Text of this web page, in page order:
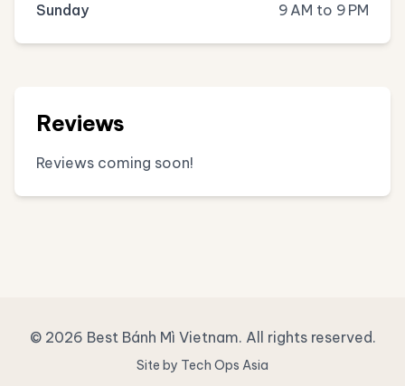
Sunday
9 AM to 9 PM
Reviews
Reviews coming soon!
© 2026 Best Bánh Mì Vietnam. All rights reserved.
Site by Tech Ops Asia